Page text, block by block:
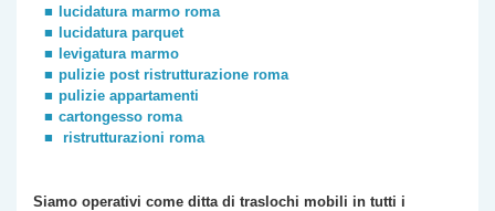
lucidatura marmo roma
lucidatura parquet
levigatura marmo
pulizie post ristrutturazione roma
pulizie appartamenti
cartongesso roma
ristrutturazioni roma
Siamo operativi come ditta di traslochi mobili in tutti i